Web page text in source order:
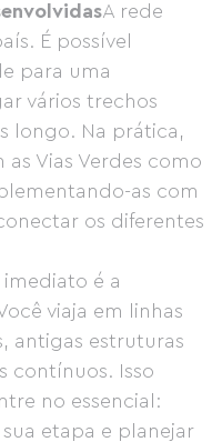
A rede
É possível
para uma
vários trechos
longo. Na prática,
Vias Verdes como
as com
os diferentes
é a
viaja em linhas
antigas estruturas
contínuos. Isso
no essencial:
etapa e planejar